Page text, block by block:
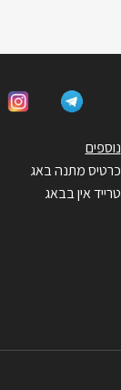
נוספים
כרטיס מתנה באג
טרייד אין בבאג